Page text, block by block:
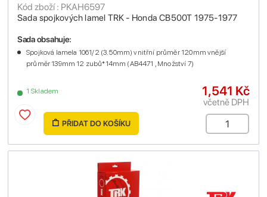
Sada spojkových lamel TRK - Honda CB500T 1975-1977
Kód zboží : PKAH6597
1 Skladem
Sada obsahuje:
Spojková lamela 1061/2 (3.50mm) vnitřní průměr 120mm vnější
průměr 139mm 12 zubů*14mm (AB4471 , Množství 7)
1,541 Kč
včetně DPH
PŘIDAT DO KOŠÍKU